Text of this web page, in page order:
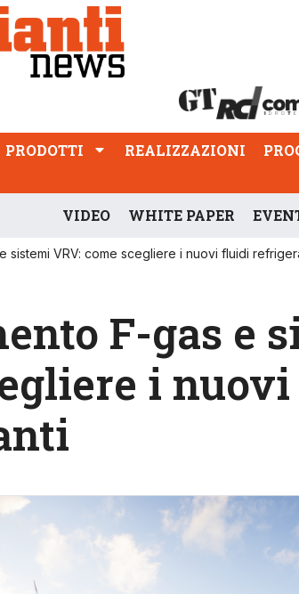
REALIZZAZIONI
PRODOTTI REALIZZAZIONI
VIDEO WHITE PAPER
sistemi VRV: come scegliere i nuovi fluidi
F-gas e
i